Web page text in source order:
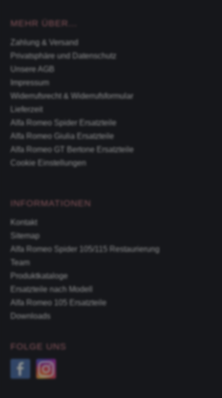
MEHR ÜBER...
Zahlung & Versand
Privatsphäre und Datenschutz
Unsere AGB
Impressum
Widerrufsrecht & Widerrufsformular
Lieferzeit
Alfa Romeo Spider Ersatzteile
Alfa Romeo Giulia Ersatzteile
Alfa Romeo GT Bertone Ersatzteile
Cookie Einstellungen
INFORMATIONEN
Kontakt
Sitemap
Alfa Romeo Spider 105/115 Restaurierung
Team
Produktkataloge
Ersatzteile nach Modell
Alfa Romeo 105 Ersatzteile
Downloads
FOLGE UNS